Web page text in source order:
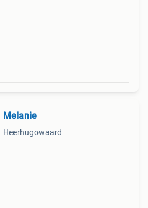
Melanie
Heerhugowaard